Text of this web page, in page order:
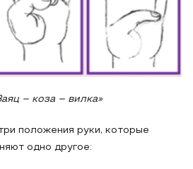
– коза – вилка»
положения руки, которые
одно другое: